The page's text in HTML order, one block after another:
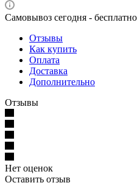
Самовывоз сегодня - бесплатно
Отзывы
Как купить
Оплата
Доставка
Дополнительно
Отзывы
Нет оценок
Оставить отзыв